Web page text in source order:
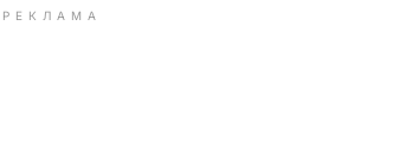
РЕКЛАМА